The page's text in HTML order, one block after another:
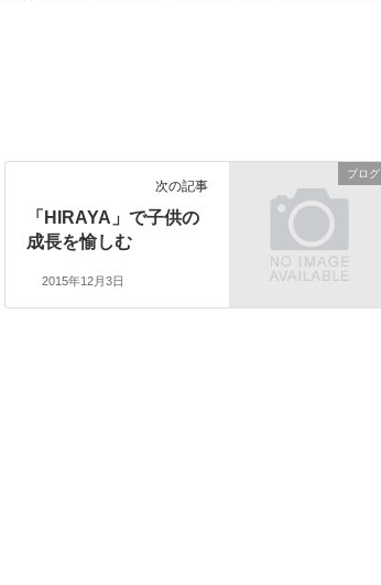
ブログ
次の記事
「HIRAYA」で子供の
成長を愉しむ
2015年12月3日